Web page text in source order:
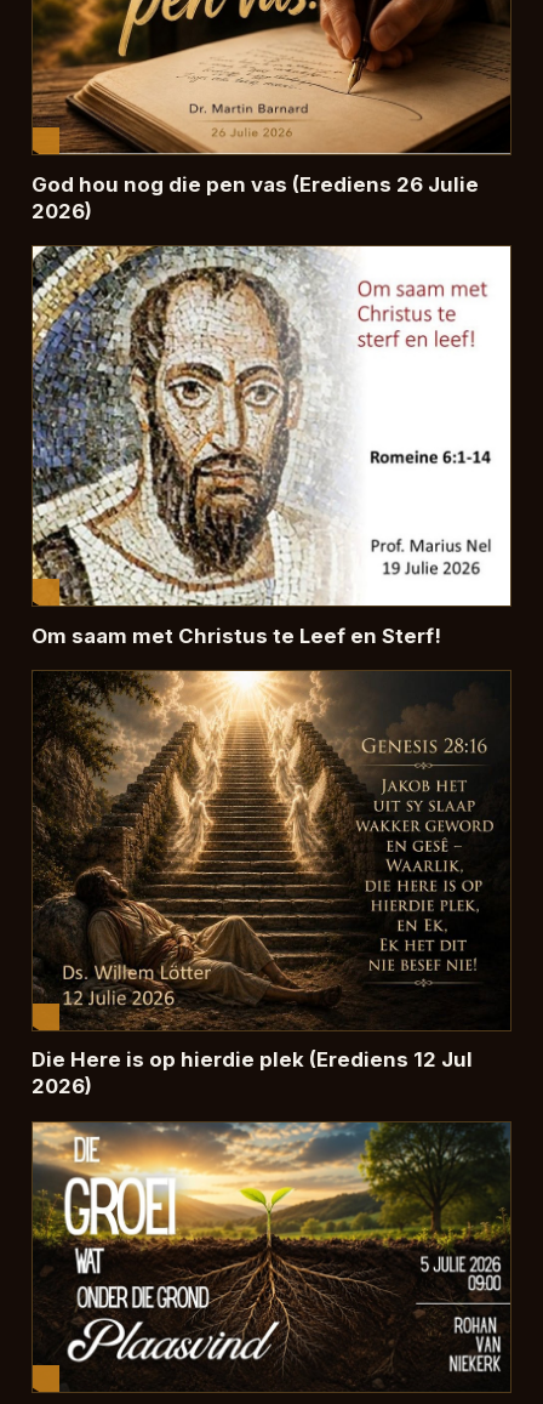
God hou nog die pen vas (Erediens 26 Julie
2026)
Om saam met Christus te Leef en Sterf!
Die Here is op hierdie plek (Erediens 12 Jul
2026)